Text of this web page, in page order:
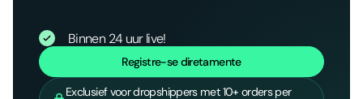
Binnen 24 uur live!
Registre-se diretamente
Exclusief voor dropshippers met 10+ orders per